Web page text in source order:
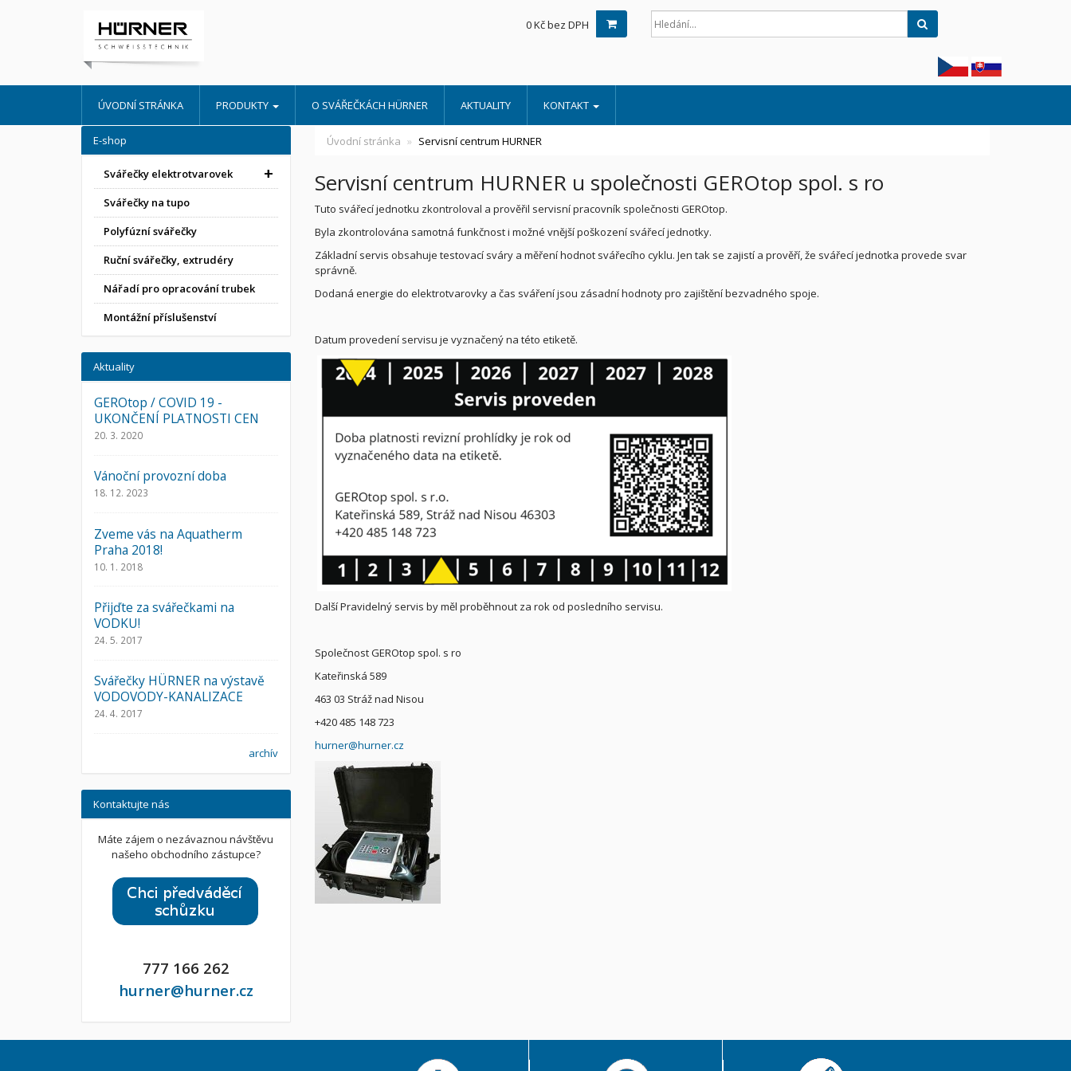
0 Kč bez DPH
ÚVODNÍ STRÁNKA PRODUKTY O SVÁŘEČKÁCH HÜRNER AKTUALITY KONTAKT
Úvodní stránka Servisní centrum HURNER
Servisní centrum HURNER u společnosti GEROtop spol. s ro
Tuto svářecí jednotku zkontroloval a prověřil servisní pracovník společnosti GEROtop.
Byla zkontrolována samotná funkčnost i možné vnější poškození svářecí jednotky.
Základní servis obsahuje testovací sváry a měření hodnot svářecího cyklu. Jen tak se zajistí a prověří, že svářecí jednotka provede svar
správně.
Dodaná energie do elektrotvarovky a čas sváření jsou zásadní hodnoty pro zajištění bezvadného spoje.
Datum provedení servisu je vyznačený na této etiketě.
Další Pravidelný servis by měl proběhnout za rok od posledního servisu.
Společnost GEROtop spol. s ro
Kateřinská 589
463 03 Stráž nad Nisou
+420 485 148 723
hurner@hurner.cz
E-shop
Svářečky elektrotvarovek
Svářečky na tupo
Polyfúzní svářečky
Ruční svářečky, extrudéry
Nářadí pro opracování trubek
Montážní příslušenství
Aktuality
GEROtop / COVID 19 -
UKONČENÍ PLATNOSTI CEN
20. 3. 2020
Vánoční provozní doba
18. 12. 2023
Zveme vás na Aquatherm
Praha 2018!
10. 1. 2018
Přijďte za svářečkami na
VODKU!
24. 5. 2017
Svářečky HÜRNER na výstavě
VODOVODY-KANALIZACE
24. 4. 2017
archív
Kontaktujte nás
Máte zájem o nezávaznou návštěvu
našeho obchodního zástupce?
777 166 262
hurner@hurner.cz